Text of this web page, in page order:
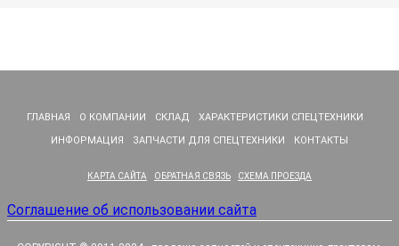
ГЛАВНАЯ О КОМПАНИИ СКЛАД
ХАРАКТЕРИСТИКИ СПЕЦТЕХНИКИ
ИНФОРМАЦИЯ
ЗАПЧАСТИ ДЛЯ СПЕЦТЕХНИКИ КОНТАКТЫ
КАРТА САЙТА ОБРАТНАЯ СВЯЗЬ СХЕМА ПРОЕЗДА
Соглашение об использовании сайта